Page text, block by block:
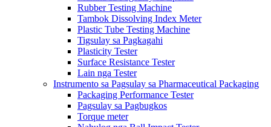
Rubber Testing Machine
Tambok Dissolving Index Meter
Plastic Tube Testing Machine
Tigsulay sa Pagkagahi
Plasticity Tester
Surface Resistance Tester
Lain nga Tester
Instrumento sa Pagsulay sa Pharmaceutical Packaging
Packaging Performance Tester
Pagsulay sa Pagbugkos
Torque meter